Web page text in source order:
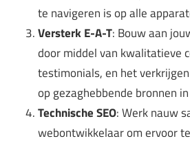
te navigeren is op alle
Versterk E-A-T: Bouw aan
door middel van kwalitatieve
testimonials, en het
op gezaghebbende bronnen
Technische SEO: Werk nauw
webontwikkelaar om ervoor